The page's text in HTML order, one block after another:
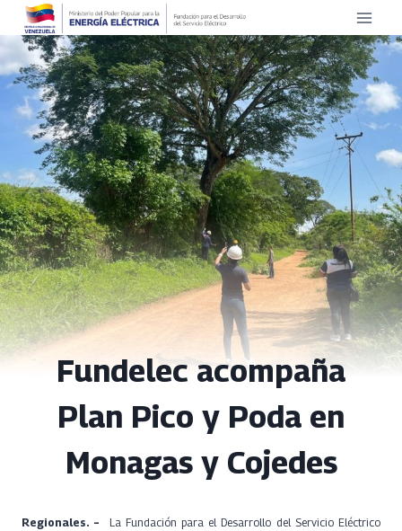
Saltar
contenido
Fundelec acompaña
Plan Pico y Poda en
Monagas y Cojedes
Regionales. –
La Fundación para el Desarrollo del Servicio Eléctrico